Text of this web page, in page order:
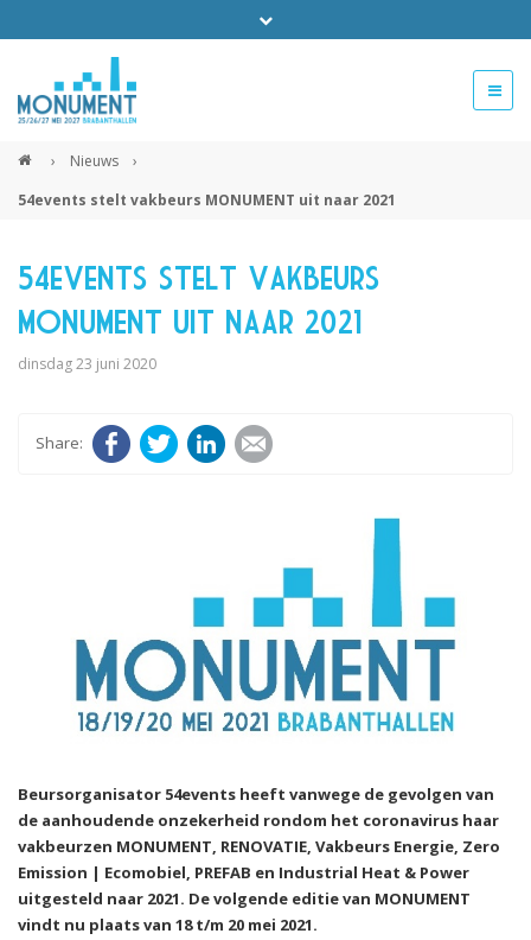
› Nieuws
›
54events stelt vakbeurs MONUMENT uit naar 2021
54events stelt vakbeurs
MONUMENT uit naar 2021
dinsdag 23 juni 2020
FacebookTwitter LinkedIn
Beursorganisator 54events heeft vanwege de gevolgen van
de aanhoudende onzekerheid rondom het coronavirus haar
vakbeurzen MONUMENT, RENOVATIE, Vakbeurs Energie, Zero
Emission | Ecomobiel, PREFAB en Industrial Heat & Power
uitgesteld naar 2021. De volgende editie van MONUMENT
vindt nu plaats van 18 t/m 20 mei 2021.